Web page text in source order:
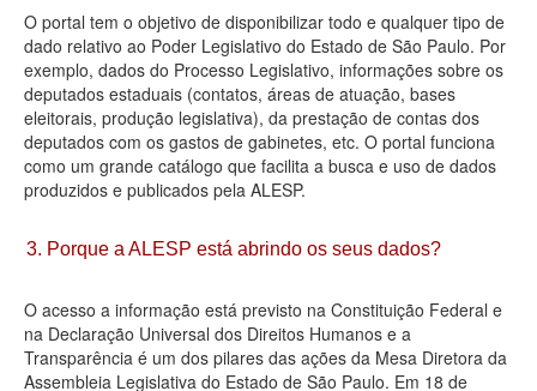
Agenda
Perguntas frequentes
Contato
O portal tem o objetivo de disponibilizar todo e qualquer tipo de
dado relativo ao Poder Legislativo do Estado de São Paulo. Por
exemplo, dados do Processo Legislativo, informações sobre os
deputados estaduais (contatos, áreas de atuação, bases
eleitorais, produção legislativa), da prestação de contas dos
deputados com os gastos de gabinetes, etc. O portal funciona
como um grande catálogo que facilita a busca e uso de dados
produzidos e publicados pela ALESP.
3. Porque a ALESP está abrindo os seus dados?
O acesso a informação está previsto na Constituição Federal e
na Declaração Universal dos Direitos Humanos e a
Transparência é um dos pilares das ações da Mesa Diretora da
Assembleia Legislativa do Estado de São Paulo. Em 18 de